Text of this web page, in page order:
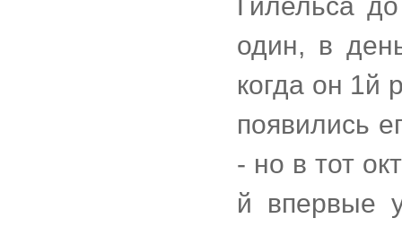
один, в
когда он 1й
появились
- но в тот
й впервые